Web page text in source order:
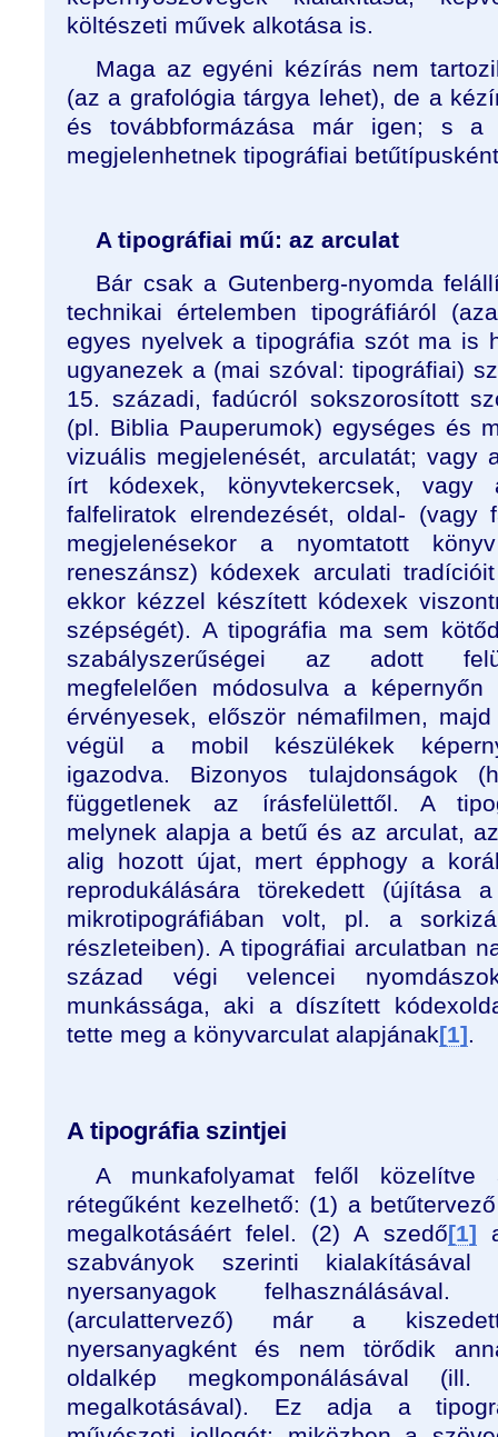
költészeti művek alkotása is.
Maga az egyéni kézírás nem
(az a grafológia tárgya lehet), de a
és továbbformázása már igen; s a
megjelenhetnek tipográfiai
A tipográfiai mű: az arculat
Bár csak a Gutenberg-nyomda
technikai értelemben tipográfiáról
egyes nyelvek a tipográfia szót ma is
ugyanezek a (mai szóval: tipográfiai)
15. századi, fadúcról sokszorosított
(pl. Biblia Pauperumok) egységes és
vizuális megjelenését, arculatát; vagy
írt kódexek, könyvtekercsek,
falfeliratok elrendezését, oldal- (vagy
megjelenésekor a nyomtatott
reneszánsz) kódexek arculati
ekkor kézzel készített kódexek
szépségét). A tipográfia ma sem
szabályszerűségei az adott
megfelelően módosulva a
érvényesek, először némafilmen,
végül a mobil készülékek
igazodva. Bizonyos tulajdonságok
függetlenek az írásfelülettől. A
melynek alapja a betű és az arculat,
alig hozott újat, mert épphogy a
reprodukálására törekedett (újítása
mikrotipográfiában volt, pl. a
részleteiben). A tipográfiai arculatban
század végi velencei
munkássága, aki a díszített
tette meg a könyvarculat alapjának[1].
A tipográfia szintjei
A munkafolyamat felől
rétegűként kezelhető: (1) a
megalkotásáért felel. (2) A szedő[1]
szabványok szerinti
nyersanyagok
(arculattervező) már a
nyersanyagként és nem törődik
oldalkép megkomponálásával (ill.
megalkotásával). Ez adja a